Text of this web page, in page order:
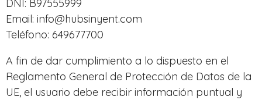
DNI: B97555999
Email: info@hubsinyent.com
Teléfono: 649677700
A fin de dar cumplimiento a lo dispuesto en el
Reglamento General de Protección de Datos de la
UE, el usuario debe recibir información puntual y